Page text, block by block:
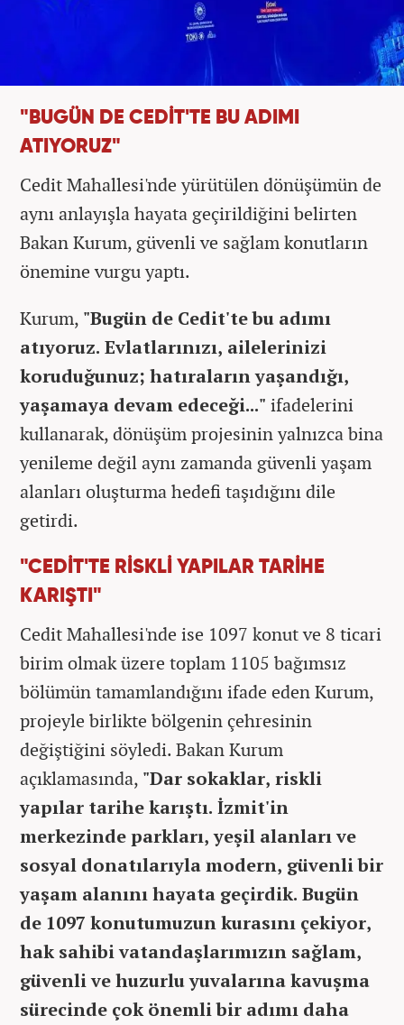
"BUGÜN DE CEDİT'TE BU ADIMI
ATIYORUZ"
Cedit Mahallesi'nde yürütülen dönüşümün de
aynı anlayışla hayata geçirildiğini belirten
Bakan Kurum, güvenli ve sağlam konutların
önemine vurgu yaptı.
Kurum, "Bugün de Cedit'te bu adımı
atıyoruz. Evlatlarınızı, ailelerinizi
koruduğunuz; hatıraların yaşandığı,
yaşamaya devam edeceği..." ifadelerini
kullanarak, dönüşüm projesinin yalnızca bina
yenileme değil aynı zamanda güvenli yaşam
alanları oluşturma hedefi taşıdığını dile
getirdi.
"CEDİT'TE RİSKLİ YAPILAR TARİHE
KARIŞTI"
Cedit Mahallesi'nde ise 1097 konut ve 8 ticari
birim olmak üzere toplam 1105 bağımsız
bölümün tamamlandığını ifade eden Kurum,
projeyle birlikte bölgenin çehresinin
değiştiğini söyledi. Bakan Kurum
açıklamasında, "Dar sokaklar, riskli
yapılar tarihe karıştı. İzmit'in
merkezinde parkları, yeşil alanları ve
sosyal donatılarıyla modern, güvenli bir
yaşam alanını hayata geçirdik. Bugün
de 1097 konutumuzun kurasını çekiyor,
hak sahibi vatandaşlarımızın sağlam,
güvenli ve huzurlu yuvalarına kavuşma
sürecinde çok önemli bir adımı daha